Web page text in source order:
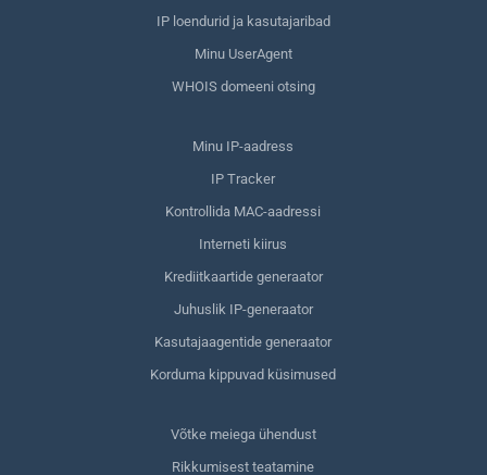
IP loendurid ja kasutajaribad
Minu UserAgent
WHOIS domeeni otsing
Minu IP-aadress
IP Tracker
Kontrollida MAC-aadressi
Interneti kiirus
Krediitkaartide generaator
Juhuslik IP-generaator
Kasutajaagentide generaator
Korduma kippuvad küsimused
Võtke meiega ühendust
Rikkumisest teatamine